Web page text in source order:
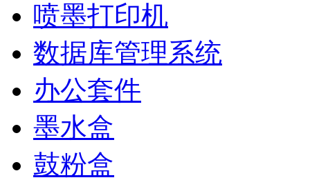
喷墨打印机
数据库管理系统
办公套件
墨水盒
鼓粉盒